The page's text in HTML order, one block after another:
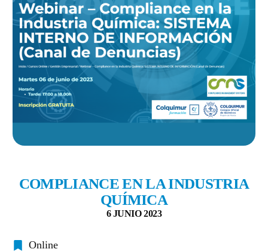
COMPLIANCE EN LA INDUSTRIA
QUÍMICA
6 JUNIO 2023
Online